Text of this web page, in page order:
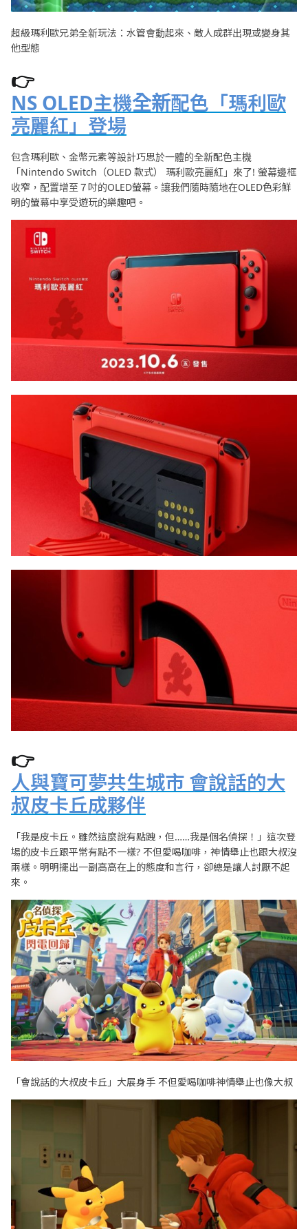
超級瑪利歐兄弟全新玩法：水管會動起來、敵人成群出現或變身其
他型態
👉
NS OLED主機全新配色「瑪利歐
亮麗紅」登場
包含瑪利歐、金幣元素等設計巧思於一體的全新配色主機
「Nintendo Switch（OLED 款式） 瑪利歐亮麗紅」來了! 螢幕邊框
收窄，配置增至７吋的OLED螢幕。讓我們隨時隨地在OLED色彩鮮
明的螢幕中享受遊玩的樂趣吧。
👉
人與寶可夢共生城市 會說話的大
叔皮卡丘成夥伴
「我是皮卡丘。雖然這麼說有點跩，但……我是個名偵探！」這次登
場的皮卡丘跟平常有點不一樣? 不但愛喝咖啡，神情舉止也跟大叔沒
兩樣。明明擺出一副高高在上的態度和言行，卻總是讓人討厭不起
來。
「會說話的大叔皮卡丘」大展身手 不但愛喝咖啡神情舉止也像大叔